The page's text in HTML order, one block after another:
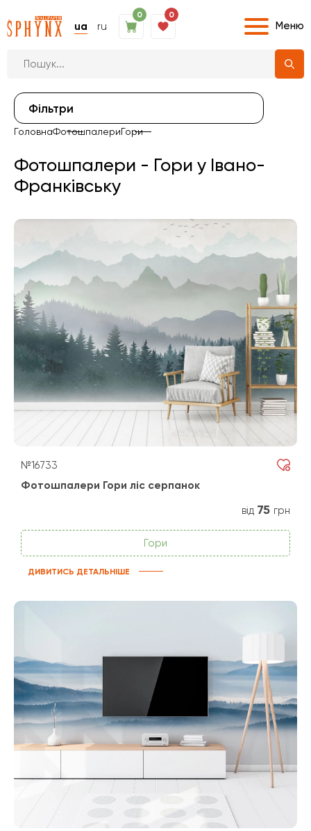
ua ru
0 0
Меню
Фiльтри
ГоловнаФотошпалериГори
Фотошпалери - Гори у Івано-
Франківську
№16733
Фотошпалери Гори ліс серпанок
від 75 грн
Гори
ДИВИТИСЬ ДЕТАЛЬНІШЕ